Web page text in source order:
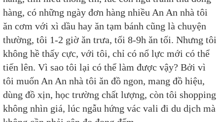
hàng, có những ngày đơn hàng nhiều An An nhà tôi
ăn cơm với xì dầu hay ăn tạm bánh cũng là chuyện
thường, tôi 1-2 giờ ăn trưa, tối 8-9h ăn tối. Nhưng tôi
không hề thấy cực, với tôi, chỉ có nổ lực mới có thể
tiến lên. Vì sao tôi lại có thể làm được vậy? Bởi vì
tôi muốn An An nhà tôi ăn đồ ngon, mang đồ hiệu,
dùng đồ xịn, học trường chất lượng, còn tôi shopping
không nhìn giá, lúc ngẫu hứng vác vali đi du dịch mà